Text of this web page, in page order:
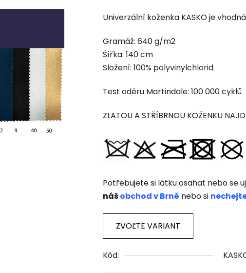
produktu
0,0
z
5
Univerzální koženka KASKO je
Gramáž: 640 g/m2
Šířka: 140 cm
Složení: 100% polyvinylchlorid
Test oděru Martindale: 100 000 cyklů
ZLATOU A STŘÍBRNOU KOŽENKU
Potřebujete si látku osahat nebo se
nášobchod v Brně nebo si
ZVOĽTE VARIANT
Kód: